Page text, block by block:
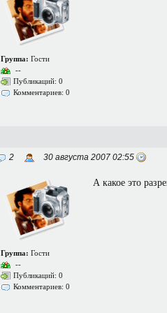
Группа: Гости
--
Публикаций: 0
Комментариев: 0
2 30 августа 2007 02:55
Группа: Гости
--
Публикаций: 0
Комментариев: 0
А какое это